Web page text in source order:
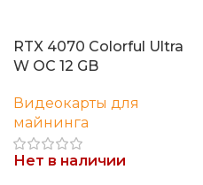
RTX 4070 Colorful Ultra
W OC 12 GB
Видеокарты для
майнинга
Нет в наличии